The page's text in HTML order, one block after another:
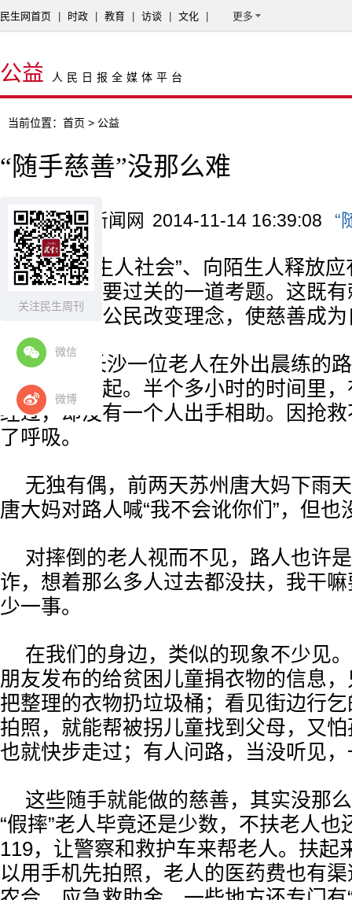
关注民生周刊
微信
微博
民生网首页 时政 教育 访谈 文化 更多
公益 人民日报全媒体平台
当前位置： 首页 > 公益
“随手慈善”没那么难
来源：中国新闻网 2014-11-14 16:39:08 “
适应“陌生人社会”、向陌生人释放
当下人人需要过关的一道考题。这既
为，也需要公民改变理念，使慈善成
近日，长沙一位老人在外出晨练的
发，倒地不起。半个多小时的时间里
经过，却没有一个人出手相助。因抢
了呼吸。
无独有偶，前两天苏州唐大妈下雨
唐大妈对路人喊“我不会讹你们”，但也
对摔倒的老人视而不见，路人也许
诈，想着那么多人过去都没扶，我干
少一事。
在我们的身边，类似的现象不少见
朋友发布的给贫困儿童捐衣物的信息
把整理的衣物扔垃圾桶；看见街边行
拍照，就能帮被拐儿童找到父母，又
也就快步走过；有人问路，当没听见
这些随手就能做的慈善，其实没那
“假摔”老人毕竟还是少数，不扶老人也
119，让警察和救护车来帮老人。扶起
以用手机先拍照，老人的医药费也有